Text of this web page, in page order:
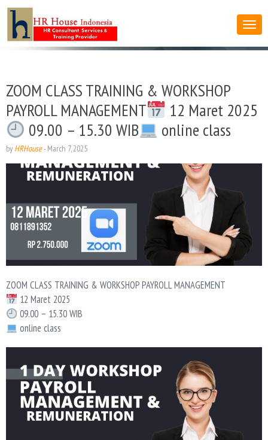
ZOOM CLASS TRAINING & WORKSHOP
PAYROLL MANAGEMENT
12 Maret 2025
09.00 – 15.30 WIB
online class
by HRHouse-March 7, 2025
ZOOM CLASS TRAINING & WORKSHOP PAYROLL MANAGEMENT
12 Maret 2025
09.00 – 15.30 WIB
online class